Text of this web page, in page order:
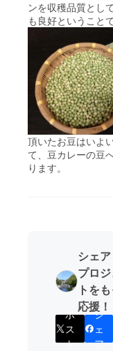
ンを収穫品質とし
も良好ということ
頂いたお豆はいよ
て、豆カレーの豆
ります。
シェ
プロ
トを
応援！
ポ
ス
ト
シ
ェ
ア